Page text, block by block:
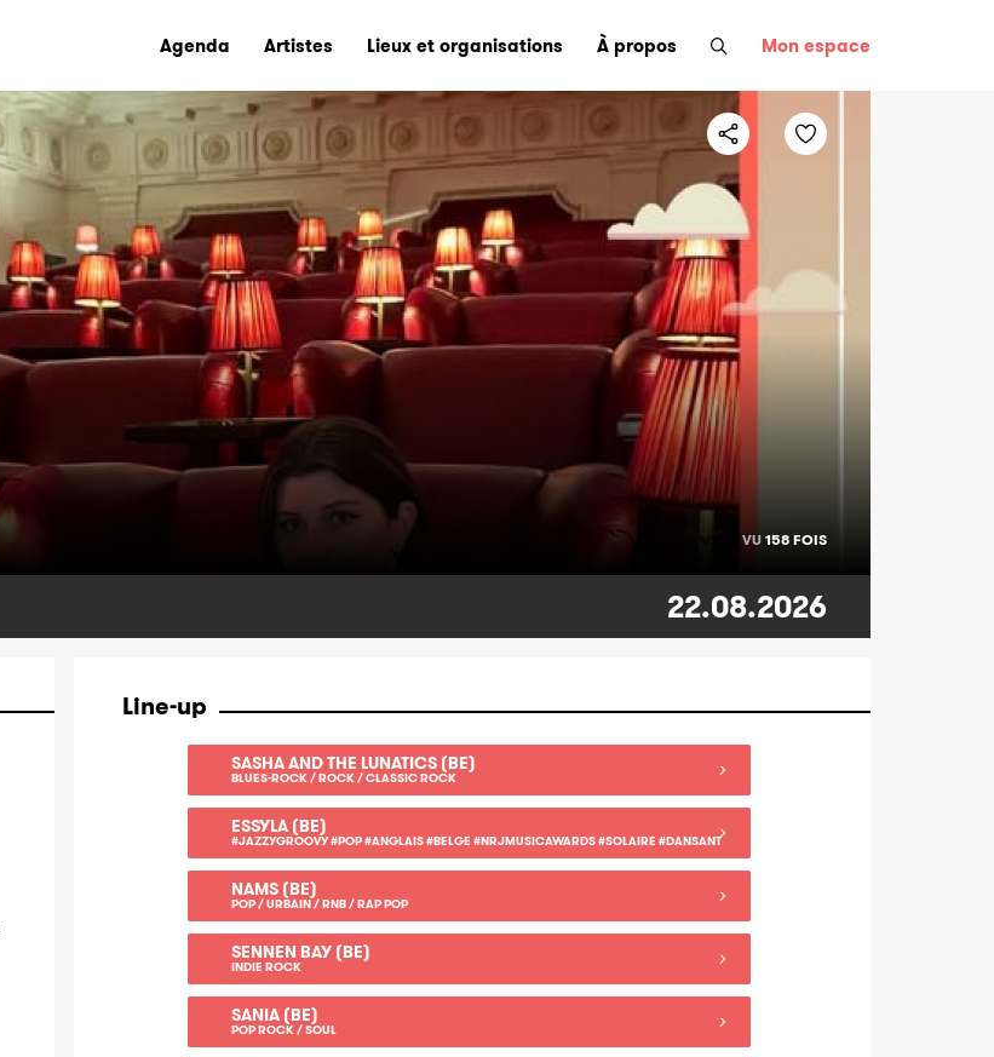
Agenda Artistes Lieux et organisations À propos Mon espace
VU 158 FOIS
22.08.2026
Line-up
SASHA AND THE LUNATICS (BE)
BLUES-ROCK / ROCK / CLASSIC ROCK
ESSYLA (BE)
#JAZZYGROOVY #POP #ANGLAIS #BELGE #NRJMUSICAWARDS #SOLAIRE #DANSANT
NAMS (BE)
POP / URBAIN / RNB / RAP POP
SENNEN BAY (BE)
INDIE ROCK
SANIA (BE)
POP ROCK / SOUL